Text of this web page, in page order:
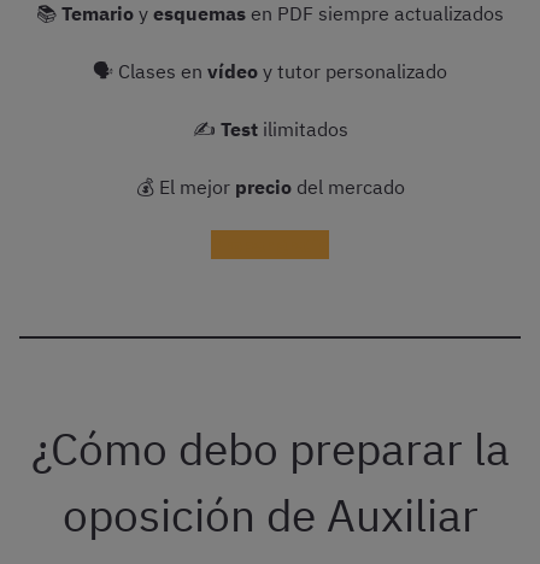
📚 Temario y esquemas en PDF siempre actualizados
🗣 Clases en vídeo y tutor personalizado
✍️ Testilimitados
💰 El mejor preciodel mercado
¿Cómo debo preparar la
oposición de Auxiliar